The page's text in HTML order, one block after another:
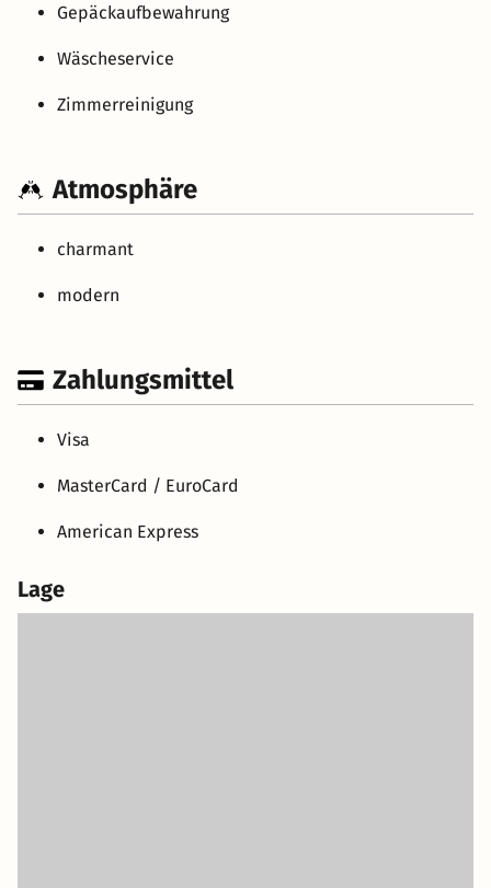
Gepäckaufbewahrung
Wäscheservice
Zimmerreinigung
Atmosphäre
charmant
modern
Zahlungsmittel
Visa
MasterCard / EuroCard
American Express
Lage